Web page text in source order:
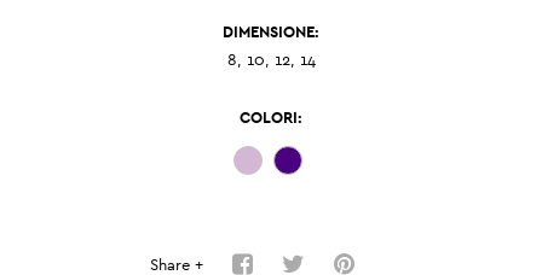
DIMENSIONE:
8, 10, 12, 14
COLORI:
Share +